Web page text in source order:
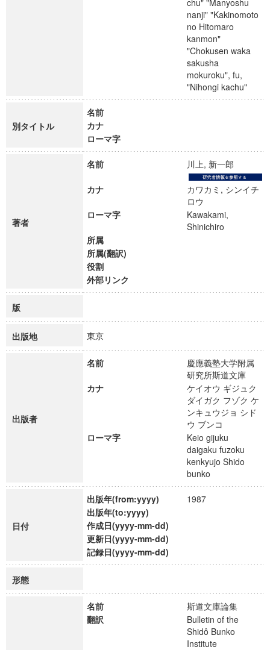
chu" "Manyoshu
nanji" "Kakinomoto
no Hitomaro
kanmon"
"Chokusen waka
sakusha
mokuroku", fu,
"Nihongi kachu"
別タイトル
名前
カナ
ローマ字
著者
名前 川上, 新一郎
カナ
カワカミ, シンイチ
ロウ
ローマ字
Kawakami,
Shinichiro
所属
所属(翻訳)
役割
外部リンク
版
出版地 東京
出版者
名前
慶應義塾大学附属
研究所斯道文庫
カナ
ケイオウ ギジュク
ダイガク フゾク ケ
ンキュウジョ シド
ウ ブンコ
ローマ字
Keio gijuku
daigaku fuzoku
kenkyujo Shido
bunko
日付
出版年(from:yyyy)
1987
出版年(to:yyyy)
作成日(yyyy-mm-dd)
更新日(yyyy-mm-dd)
記録日(yyyy-mm-dd)
形態
名前
斯道文庫論集
翻訳
Bulletin of the
Shidô Bunko
Institute